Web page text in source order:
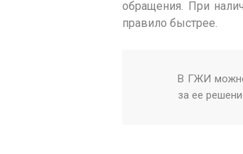
обращения. При
правило быстрее.
В ГЖИ можно
за ее